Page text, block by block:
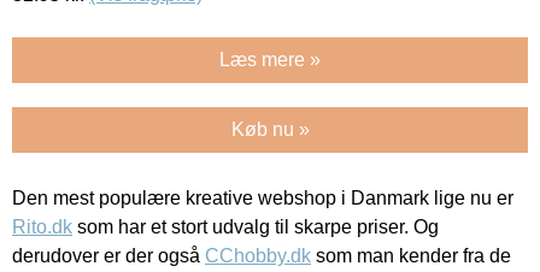
Læs mere »
Køb nu »
Den mest populære kreative webshop i Danmark lige nu er
Rito.dk som har et stort udvalg til skarpe priser. Og
derudover er der også CChobby.dk som man kender fra de